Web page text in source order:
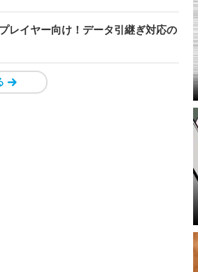
レイヤー向け！データ引継ぎ対応の